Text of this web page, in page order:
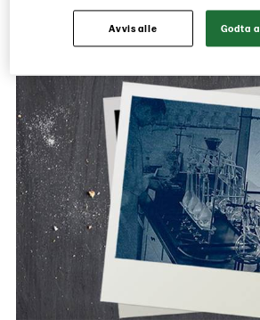
Schulstads Bakerier». Likevel ville det ta
vitenskapens verden for å bryte
Avvis alle Godta